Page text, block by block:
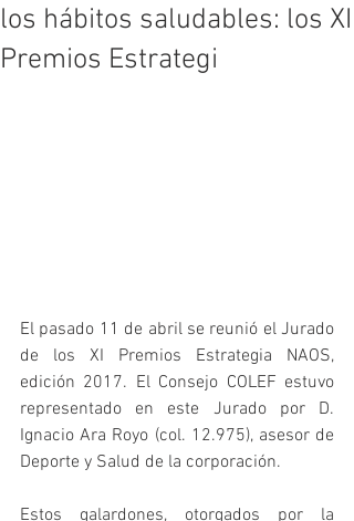
los hábitos saludables: los XI
Premios Estrategi
El pasado 11 de abril se reunió el Jurado
de los XI Premios Estrategia NAOS,
edición 2017. El Consejo COLEF estuvo
representado en este Jurado por D.
Ignacio Ara Royo (col. 12.975), asesor de
Deporte y Salud de la corporación.
Estos galardones, otorgados por la